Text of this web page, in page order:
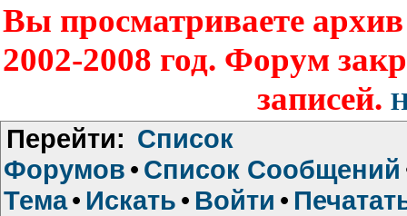
Вы просматриваете
2002-2008 год. Форум
записей.
Перейти: Список
Форумов • Список Сообщений
Тема• Искать • Войти •